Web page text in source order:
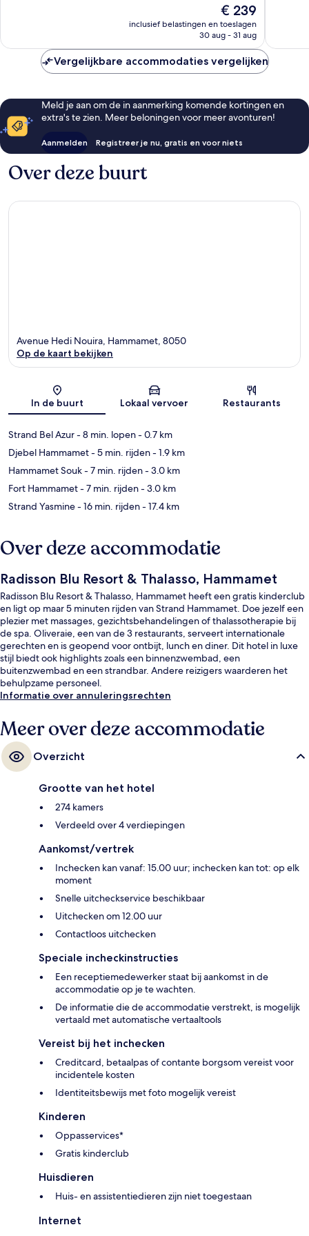
De
prijs
is
€ 239
inclusief belastingen en toeslagen
30 aug - 31 aug
Vergelijkbare accommodaties vergelijken
Meld je aan om de in aanmerking komende kortingen en
extra's te zien. Meer beloningen voor meer avonturen!
Aanmelden Registreer je nu, gratis en voor niets
Over deze buurt
Kaart
Avenue Hedi Nouira, Hammamet, 8050
Op de kaart bekijken
In de buurt Lokaal vervoer Restaurants
Strand Bel Azur- 8 min. lopen- 0.7 km
Djebel Hammamet- 5 min. rijden- 1.9 km
Hammamet Souk- 7 min. rijden- 3.0 km
Fort Hammamet- 7 min. rijden- 3.0 km
Strand Yasmine- 16 min. rijden- 17.4 km
Over deze accommodatie
Radisson Blu Resort & Thalasso, Hammamet
Radisson Blu Resort & Thalasso, Hammamet heeft een gratis kinderclub
en ligt op maar 5 minuten rijden van Strand Hammamet. Doe jezelf een
plezier met massages, gezichtsbehandelingen of thalassotherapie bij
de spa. Oliveraie, een van de 3 restaurants, serveert internationale
gerechten en is geopend voor ontbijt, lunch en diner. Dit hotel in luxe
stijl biedt ook highlights zoals een binnenzwembad, een
buitenzwembad en een strandbar. Andere reizigers waarderen het
behulpzame personeel.
Informatie over annuleringsrechten
Meer over deze accommodatie
Overzicht
Grootte van het hotel
274 kamers
Verdeeld over 4 verdiepingen
Aankomst/vertrek
Inchecken kan vanaf: 15.00 uur; inchecken kan tot: op elk
moment
Snelle uitcheckservice beschikbaar
Uitchecken om 12.00 uur
Contactloos uitchecken
Speciale incheckinstructies
Een receptiemedewerker staat bij aankomst in de
accommodatie op je te wachten.
De informatie die de accommodatie verstrekt, is mogelijk
vertaald met automatische vertaaltools
Vereist bij het inchecken
Creditcard, betaalpas of contante borgsom vereist voor
incidentele kosten
Identiteitsbewijs met foto mogelijk vereist
Kinderen
Oppasservices*
Gratis kinderclub
Huisdieren
Huis- en assistentiedieren zijn niet toegestaan
Internet